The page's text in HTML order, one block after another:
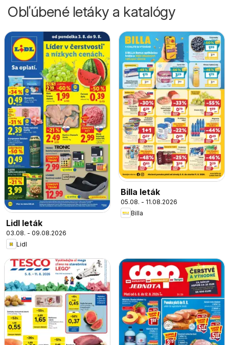
Obľúbené letáky a katalógy
Lidl leták
03.08. - 09.08.2026
Lidl
Billa leták
05.08. - 11.08.2026
Billa